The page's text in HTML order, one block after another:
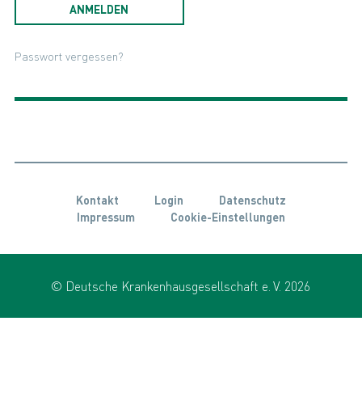
ANMELDEN
Passwort vergessen?
Kontakt Login
Datenschutz
Impressum
Cookie-Einstellungen
© Deutsche Krankenhausgesellschaft e. V. 2026